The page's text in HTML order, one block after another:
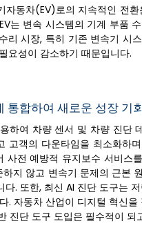
자동차(EV)로의 지속적인 전
는 변속 시스템의 기계 부품
리 시장, 특히 기존 변속기 시
요성이 감소하기 때문입니다.
통합하여 새로운 성장 기
하여 차량 센서 및 차량 진단
고객의 다운타임을 최소화하
사전 예방적 유지보수 서비
지 않고 변속기 문제의 근본
. 또한, 최신 AI 진단 도구는
. 자동차 산업이 디지털 혁신
진단 도구 도입은 필수적이